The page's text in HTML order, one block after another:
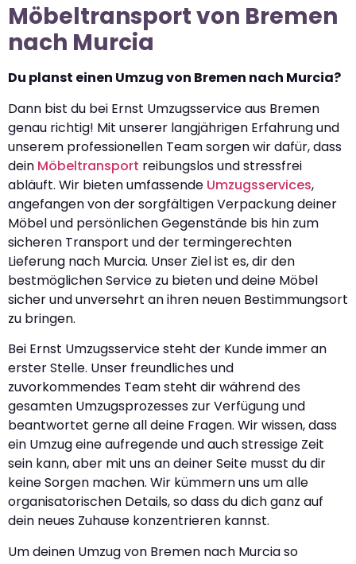
Möbeltransport von Bremen
nach Murcia
Du planst einen Umzug von Bremen nach Murcia?
Dann bist du bei Ernst Umzugsservice aus Bremen
genau richtig! Mit unserer langjährigen Erfahrung und
unserem professionellen Team sorgen wir dafür, dass
dein Möbeltransport reibungslos und stressfrei
abläuft. Wir bieten umfassende Umzugsservices,
angefangen von der sorgfältigen Verpackung deiner
Möbel und persönlichen Gegenstände bis hin zum
sicheren Transport und der termingerechten
Lieferung nach Murcia. Unser Ziel ist es, dir den
bestmöglichen Service zu bieten und deine Möbel
sicher und unversehrt an ihren neuen Bestimmungsort
zu bringen.
Bei Ernst Umzugsservice steht der Kunde immer an
erster Stelle. Unser freundliches und
zuvorkommendes Team steht dir während des
gesamten Umzugsprozesses zur Verfügung und
beantwortet gerne all deine Fragen. Wir wissen, dass
ein Umzug eine aufregende und auch stressige Zeit
sein kann, aber mit uns an deiner Seite musst du dir
keine Sorgen machen. Wir kümmern uns um alle
organisatorischen Details, so dass du dich ganz auf
dein neues Zuhause konzentrieren kannst.
Um deinen Umzug von Bremen nach Murcia so